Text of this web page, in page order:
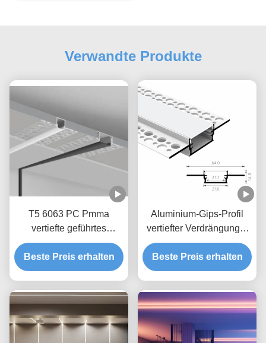
Verwandte Produkte
T5 6063 PC Pmma
vertiefte geführtes
AluminiumpWB des
Profil-5mm für
Trockenmauer
Beste Preis erhalten
Aluminium-Gips-Profil
vertiefter Verdrängungs-
Kanal IP20 LED
Beste Preis erhalten